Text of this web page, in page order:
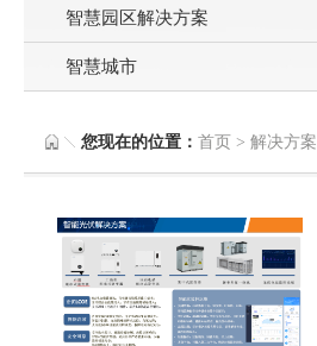
智慧园区解决方案
智慧城市
您现在的位置：首页 >解决方案